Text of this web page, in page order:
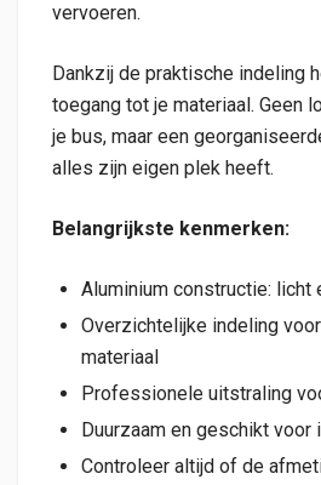
vervoeren.
Dankzij de praktische indeling
toegang tot je materiaal. Geen
je bus, maar een
alles zijn eigen plek heeft.
Belangrijkste kenmerken:
Aluminium constructie: licht
Overzichtelijke indeling
materiaal
Professionele uitstraling
Duurzaam en geschikt
Controleer altijd of de